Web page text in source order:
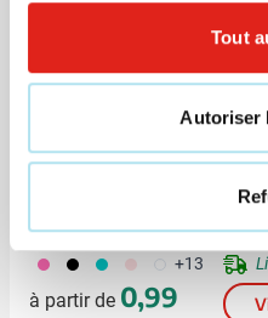
Tout
Autoriser
490 001 343 970 +13
à partir de 0,99